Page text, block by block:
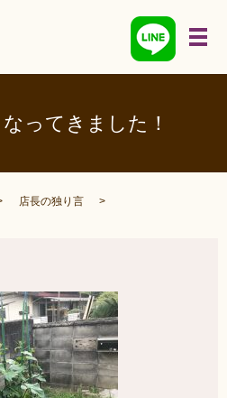
メ
ってきました！
店長の独り言